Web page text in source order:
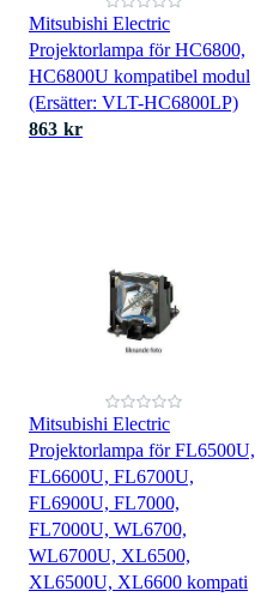
Mitsubishi Electric
Projektorlampa för HC6800,
HC6800U kompatibel modul
(Ersätter: VLT-HC6800LP)
863 kr
Mitsubishi Electric
Projektorlampa för FL6500U,
FL6600U, FL6700U,
FL6900U, FL7000,
FL7000U, WL6700,
WL6700U, XL6500,
XL6500U, XL6600 kompati